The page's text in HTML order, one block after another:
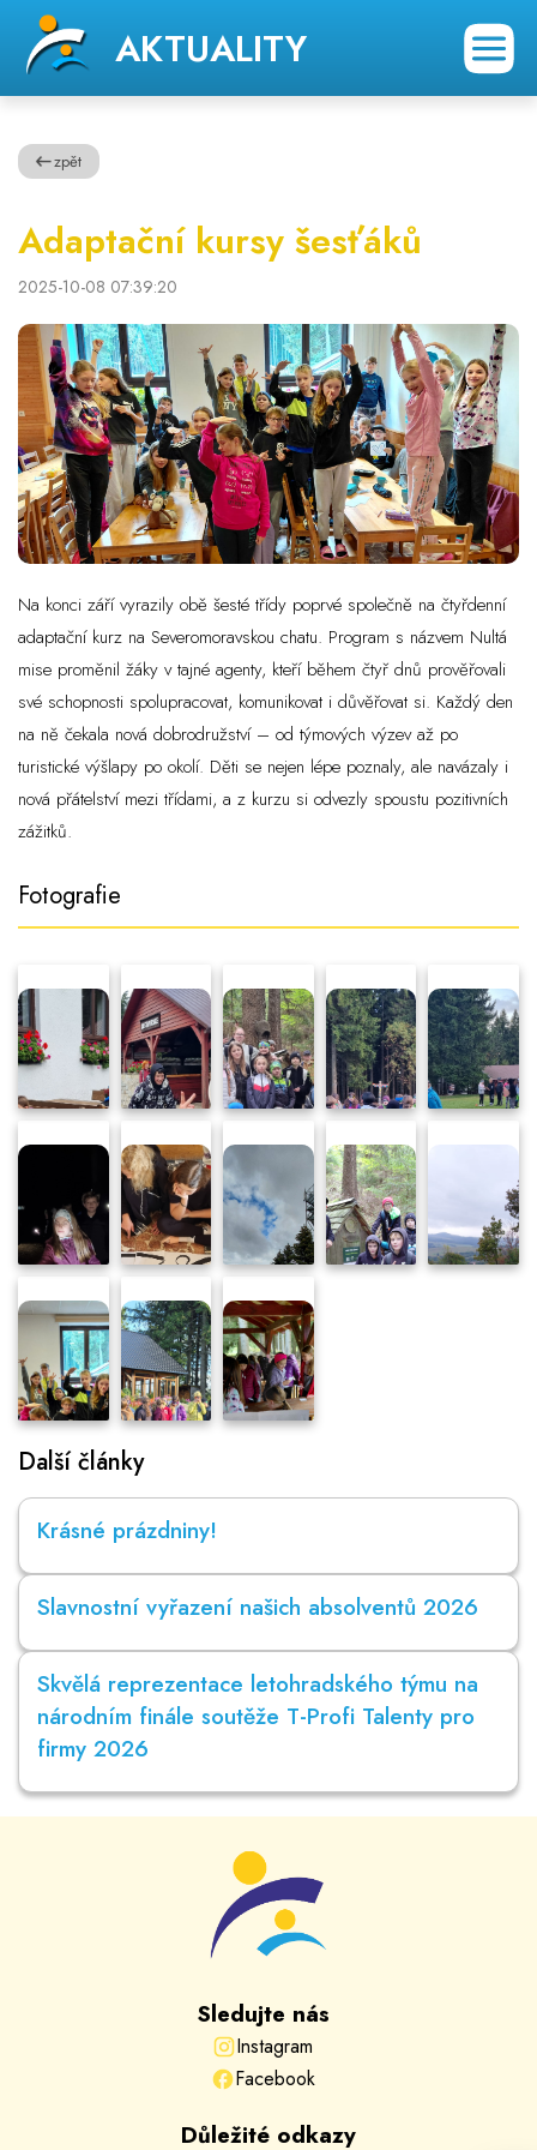
AKTUALITY
zpět
Adaptační kursy šesťáků
2025-10-08 07:39:20
Na konci září vyrazily obě šesté třídy poprvé společně na čtyřdenní
adaptační kurz na Severomoravskou chatu. Program s názvem Nultá
mise proměnil žáky v tajné agenty, kteří během čtyř dnů prověřovali
své schopnosti spolupracovat, komunikovat i důvěřovat si. Každý den
na ně čekala nová dobrodružství – od týmových výzev až po
turistické výšlapy po okolí. Děti se nejen lépe poznaly, ale navázaly i
nová přátelství mezi třídami, a z kurzu si odvezly spoustu pozitivních
zážitků.
Fotografie
Další články
Krásné prázdniny!
Slavnostní vyřazení našich absolventů 2026
Skvělá reprezentace letohradského týmu na
národním finále soutěže T-Profi Talenty pro
firmy 2026
Sledujte nás
Instagram
Facebook
Důležité odkazy